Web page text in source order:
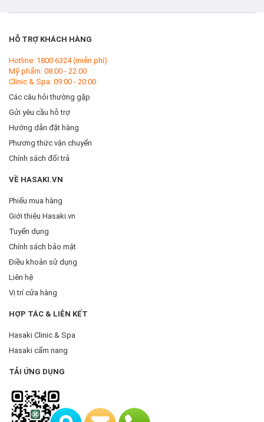
HỖ TRỢ KHÁCH HÀNG
Hotline: 1800 6324 (miễn phí)
Mỹ phẩm: 08:00 - 22:00
Clinic & Spa: 09:00 - 20:00
Các câu hỏi thường gặp
Gửi yêu cầu hỗ trợ
Hướng dẫn đặt hàng
Phương thức vận chuyển
Chính sách đổi trả
VỀ HASAKI.VN
Phiếu mua hàng
Giới thiệu Hasaki.vn
Tuyển dụng
Chính sách bảo mật
Điều khoản sử dụng
Liên hệ
Vị trí cửa hàng
HỢP TÁC & LIÊN KẾT
Hasaki Clinic & Spa
Hasaki cẩm nang
TẢI ỨNG DỤNG